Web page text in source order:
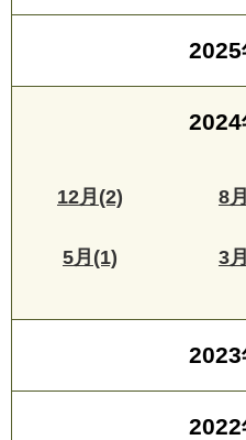
2025
2024
12月(2) 8
5月(1) 3
2023
2022